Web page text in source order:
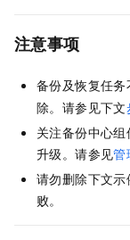
注意事项
备份及恢复任务
除。请参见下文
关注备份中心组
升级。请参见管
请勿删除下文
败。